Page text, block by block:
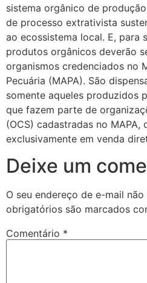
sistema orgânico de
de processo extrativista
ao ecossistema local. E, para
produtos orgânicos deverão
organismos credenciados no
Pecuária (MAPA). São
somente aqueles produzidos
que fazem parte de
(OCS) cadastradas no MAPA,
exclusivamente em venda
Deixe um
O seu endereço de e-mail
obrigatórios são marcados
Comentário *